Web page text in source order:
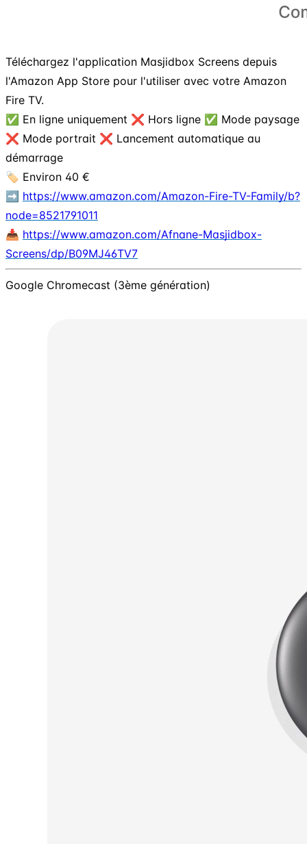
Téléchargez l'application Masjidbox Screens depuis
l'Amazon App Store pour l'utiliser avec votre Amazon
Fire TV.
✅ En ligne uniquement ❌ Hors ligne ✅ Mode paysage
❌ Mode portrait ❌ Lancement automatique au
démarrage
🏷️ Environ 40 €
➡️ https://www.amazon.com/Amazon-Fire-TV-Family/b?
node=8521791011
📥 https://www.amazon.com/Afnane-Masjidbox-
Screens/dp/B09MJ46TV7
Google Chromecast (3ème génération)